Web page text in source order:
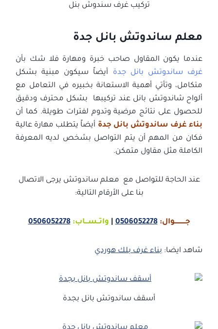
تركيب غرف سندوش بنل
معلم ساندوتش بانل جدة
عندما يكون المقاول صاحب خبرة ومهارة فلا شك بأن
غرف ساندوتش بانل جدة أيضاً سيكون مبنية بشكل
متكامل، وتأتي أهمية الاستعانة بخبيره في التعامل مع
ألواح شاندوتش بانل عند تركيبها بشكل محترف ودقيق
للحصول على نتائج مرضية وتدوم لفترات طويلة. كما أن
بناء غرف ساندوتش بانل جدة أيضاً يتطلب مهارة عالية
فكان من المهم أن يتم التواصل بشخص لديه المعرفة
الكاملة مثل مقاول متمكن.
عند الحاجة للتواصل مع معلم ساندوتش يرجى الاتصال
بنا على الأرقام التالية:
جـــــــــــوال:0506052278 واتــســـاب:0506052278
شاهد ايضا: بناء غرف بلك هوردي
أسقف ساندوتش بانل بجدة